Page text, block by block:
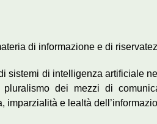
di informazione e di
sistemi di intelligenza artificiale
dei mezzi di
imparzialità e lealtà